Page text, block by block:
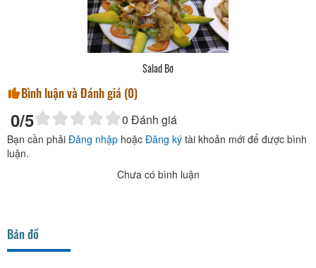
Salad Bơ
Bình luận và Đánh giá (0)
0/5 0 Đánh giá
Bạn cần phải Đăng nhập hoặc Đăng ký tài khoản mới để được bình
luận.
Chưa có bình luận
Bản đồ